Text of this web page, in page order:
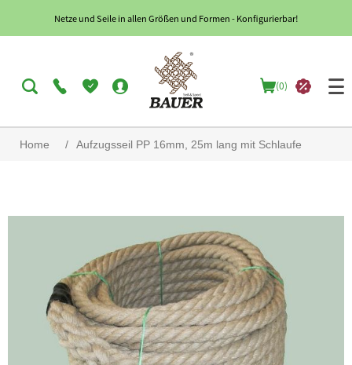
Netze und Seile in allen Größen und Formen - Konfigurierbar!
(0)
Home / Aufzugsseil PP 16mm, 25m lang mit Schlaufe